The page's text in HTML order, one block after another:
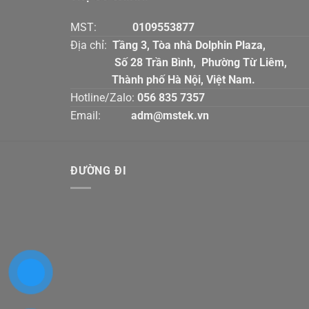
MST: 0109553877
Địa chỉ: Tầng 3, Tòa nhà Dolphin
Số 28 Trần Bình, Phường Từ
Thành phố Hà Nội, Việt Nam.
Hotline/Zalo: 056 835 7357
Email:
adm@mstek.vn
ĐƯỜNG ĐI